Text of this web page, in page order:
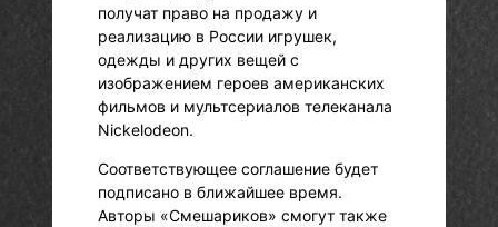
получат право на продажу и
реализацию в России игрушек,
одежды и других вещей с
изображением героев американских
фильмов и мультсериалов телеканала
Nickelodeon.
Соответствующее соглашение будет
подписано в ближайшее время.
Авторы «Смешариков» смогут также